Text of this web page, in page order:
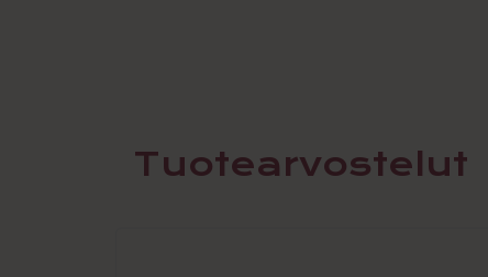
Tuotearvostelut